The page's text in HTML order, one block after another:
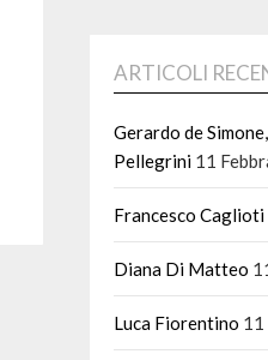
ARTICOLI
Gerardo de
Pellegrini 11
Francesco Caglioti
Diana Di Matteo
Luca Fiorentino 11